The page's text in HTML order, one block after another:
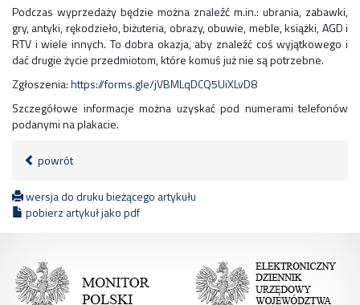
Podczas wyprzedaży będzie można znaleźć m.in.: ubrania, zabawki,
gry, antyki, rękodzieło, biżuteria, obrazy, obuwie, meble, książki, AGD i
RTV i wiele innych. To dobra okazja, aby znaleźć coś wyjątkowego i
dać drugie życie przedmiotom, które komuś już nie są potrzebne.
Zgłoszenia:https://forms.gle/jVBMLqDCQ5UiXLvD8
Szczegółowe informacje można uzyskać pod numerami telefonów
podanymi na plakacie.
powrót
wersja do druku bieżącego artykułu
pobierz artykuł jako pdf